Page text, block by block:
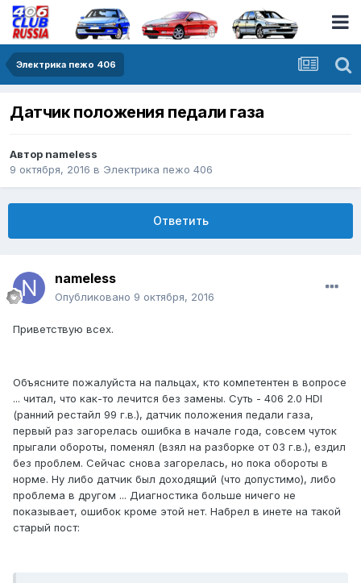
Электрика пежо 406
Датчик положения педали газа
Автор nameless
9 октября, 2016 в Электрика пежо 406
Ответить
nameless
Опубликовано 9 октября, 2016
Приветствую всех.
Объясните пожалуйста на пальцах, кто компетентен в вопросе
... читал, что как-то лечится без замены. Суть - 406 2.0 HDI
(ранний рестайл 99 г.в.), датчик положения педали газа,
первый раз загорелась ошибка в начале года, совсем чуток
прыгали обороты, поменял (взял на разборке от 03 г.в.), ездил
без проблем. Сейчас снова загорелась, но пока обороты в
норме. Ну либо датчик был доходящий (что допустимо), либо
проблема в другом ... Диагностика больше ничего не
показывает, ошибок кроме этой нет. Набрел в инете на такой
старый пост: